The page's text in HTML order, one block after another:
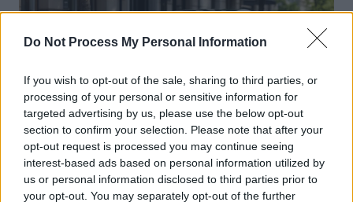
Do Not Process My Personal Information
If you wish to opt-out of the sale, sharing to third parties, or
processing of your personal or sensitive information for
targeted advertising by us, please use the below opt-out
section to confirm your selection. Please note that after your
opt-out request is processed you may continue seeing
interest-based ads based on personal information utilized by
us or personal information disclosed to third parties prior to
your opt-out. You may separately opt-out of the further